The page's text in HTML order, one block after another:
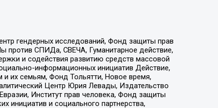
гендерных исследований, Фонд защиты прав
против СПИДа, СВЕЧА, Гуманитарное действие,
и содействия развитию средств массовой
информационных инициатив Действие,
их семьям, Фонд Тольятти, Новое время,
Центр Юрия Левады, Издательство
Институт прав человека, Фонд защиты
инициатив и социального партнерства,